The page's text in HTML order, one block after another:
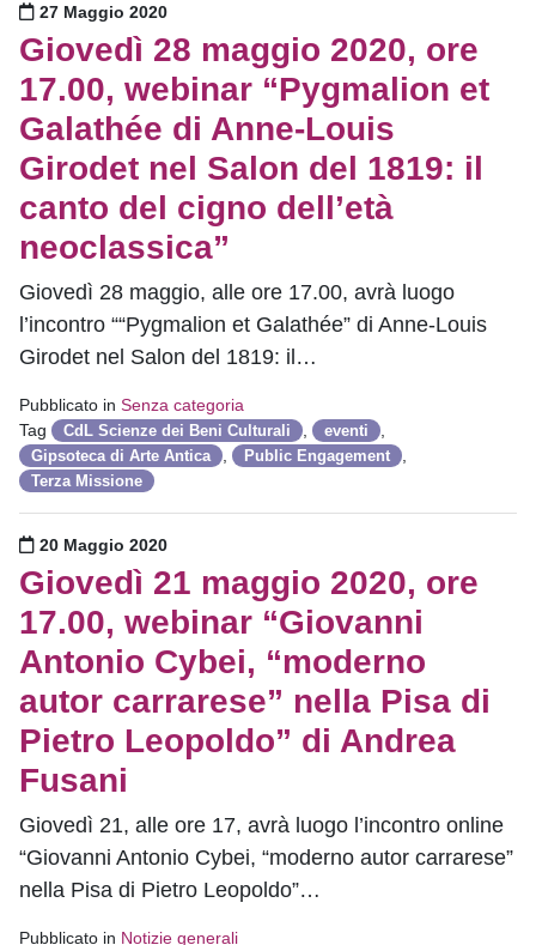
Pubblicato il
27 Maggio 2020
Giovedì 28 maggio 2020, ore
17.00, webinar “Pygmalion et
Galathée di Anne-Louis
Girodet nel Salon del 1819: il
canto del cigno dell’età
neoclassica”
Giovedì 28 maggio, alle ore 17.00, avrà luogo
l’incontro ““Pygmalion et Galathée” di Anne-Louis
Girodet nel Salon del 1819: il…
Pubblicato in Senza categoria
Tag
CdL Scienze dei Beni Culturali eventi
Gipsoteca di Arte Antica Public Engagement
Terza Missione
Pubblicato il
20 Maggio 2020
Giovedì 21 maggio 2020, ore
17.00, webinar “Giovanni
Antonio Cybei, “moderno
autor carrarese” nella Pisa di
Pietro Leopoldo” di Andrea
Fusani
Giovedì 21, alle ore 17, avrà luogo l’incontro online
“Giovanni Antonio Cybei, “moderno autor carrarese”
nella Pisa di Pietro Leopoldo”…
Pubblicato in Notizie generali